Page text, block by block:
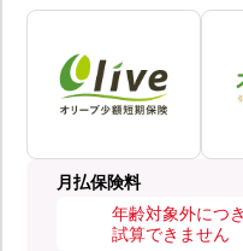
月払保険料
年齢対象外につき
試算できません